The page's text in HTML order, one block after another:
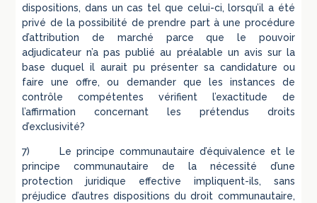
dispositions, dans un cas tel que celui-ci, lorsqu’il a été
privé de la possibilité de prendre part à une procédure
d’attribution de marché parce que le pouvoir
adjudicateur n’a pas publié au préalable un avis sur la
base duquel il aurait pu présenter sa candidature ou
faire une offre, ou demander que les instances de
contrôle compétentes vérifient l’exactitude de
l’affirmation concernant les prétendus droits
d’exclusivité?
7) Le principe communautaire d’équivalence et le
principe communautaire de la nécessité d’une
protection juridique effective impliquent-ils, sans
préjudice d’autres dispositions du droit communautaire,